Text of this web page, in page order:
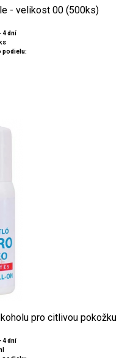
- velikost 00 (500ks)
4 dní
podielu:
pro citlivou pokožku
4 dní